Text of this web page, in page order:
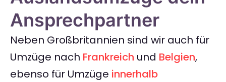
Ansprechpartner
Neben Großbritannien sind wir auch für
Umzüge nach Frankreich und Belgien,
ebenso für Umzüge innerhalb